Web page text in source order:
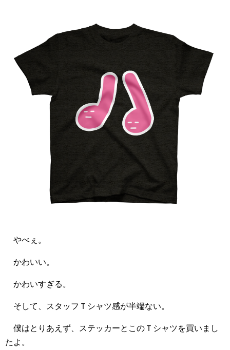
やべぇ。
かわいい。
かわいすぎる。
そして、スタッフＴシャツ感が半端ない。
僕はとりあえず、ステッカーとこのＴシャツを買いまし
たよ。